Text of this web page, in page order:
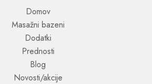
Domov
Masažni bazeni
Dodatki
Prednosti
Blog
Novosti/akcije